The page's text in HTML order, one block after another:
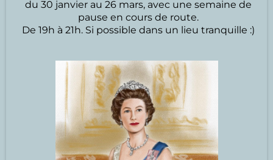
du 30 janvier au 26 mars, avec une semaine de
pause en cours de route.
De 19h à 21h. Si possible dans un lieu tranquille :)